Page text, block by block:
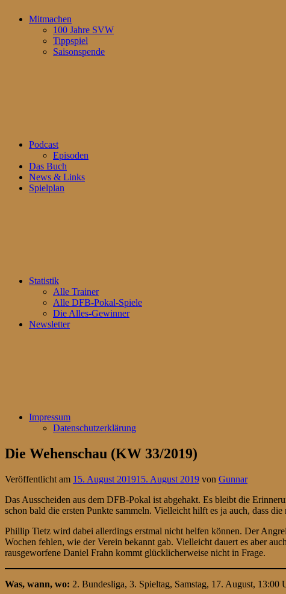
Mitmachen
100 Jahre SVW
Tippspiel
Saisonspende
Podcast
Episoden
Das Buch
News & Links
Spielplan
Statistik
Alle Trainer
Alle DFB-Pokal-Spiele
Die Alles-Gewinner
Newsletter
Impressum
Datenschutzerklärung
Die Wehenschau (KW 33/2019)
Veröffentlicht am 15. August 201915. August 2019 von Gunnar
Das Ausscheiden aus dem DFB-Pokal ist abgehakt. Es bleibt die
schon bald die ersten Punkte sammeln. Vielleicht hilft es ja auch, dass
Phillip Tietz wird dabei allerdings erstmal nicht helfen können. Der
Wochen fehlen, wie der Verein bekannt gab. Vielleicht dauert es aber
rausgeworfene Daniel Frahn kommt glücklicherweise nicht in Frage.
Was, wann, wo: 2. Bundesliga, 3. Spieltag, Samstag, 17. August, 13:00